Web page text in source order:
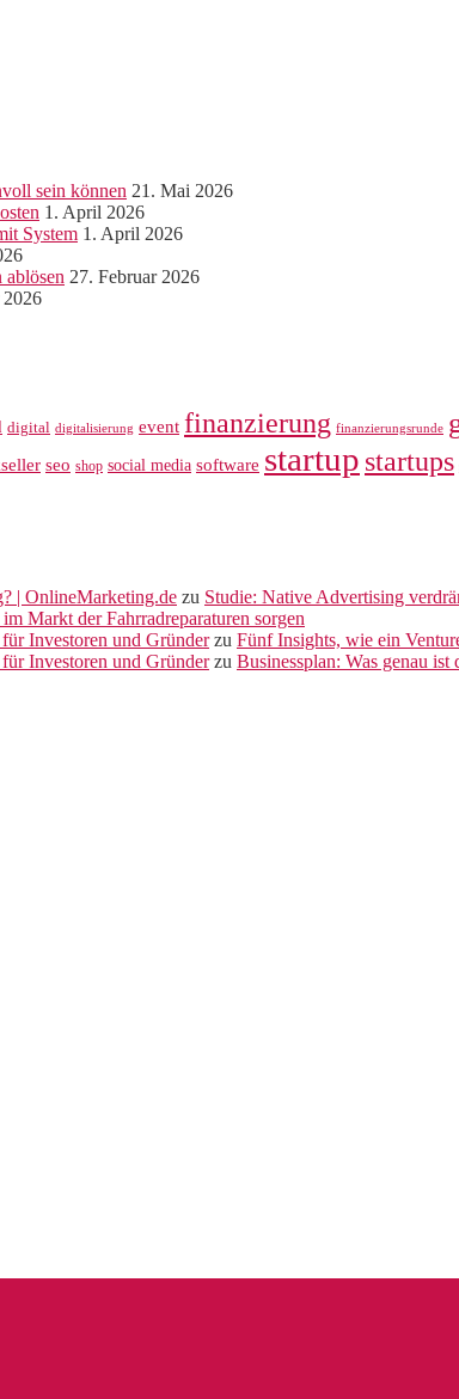
sein können 21. Mai 2026
1. April 2026
System 1. April 2026
27. Februar 2026
2026
digital digitalisierung event finanzierung finanzierungsrunde
seo shop social media software startup startups
| OnlineMarketing.de zu Studie: Native Advertising
Markt der Fahrradreparaturen sorgen
Investoren und Gründerzu Fünf Insights, wie ein
Investoren und Gründerzu Businessplan: Was genau ist